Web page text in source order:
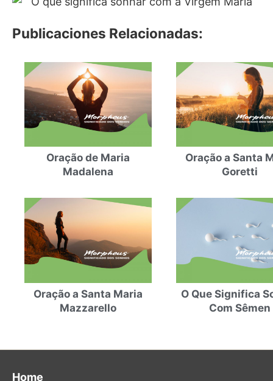
Publicaciones Relacionadas:
Oração de Maria
Madalena
Oração a Santa
Goretti
Oração a Santa Maria
Mazzarello
O Que Significa
Com Sêmen
Home